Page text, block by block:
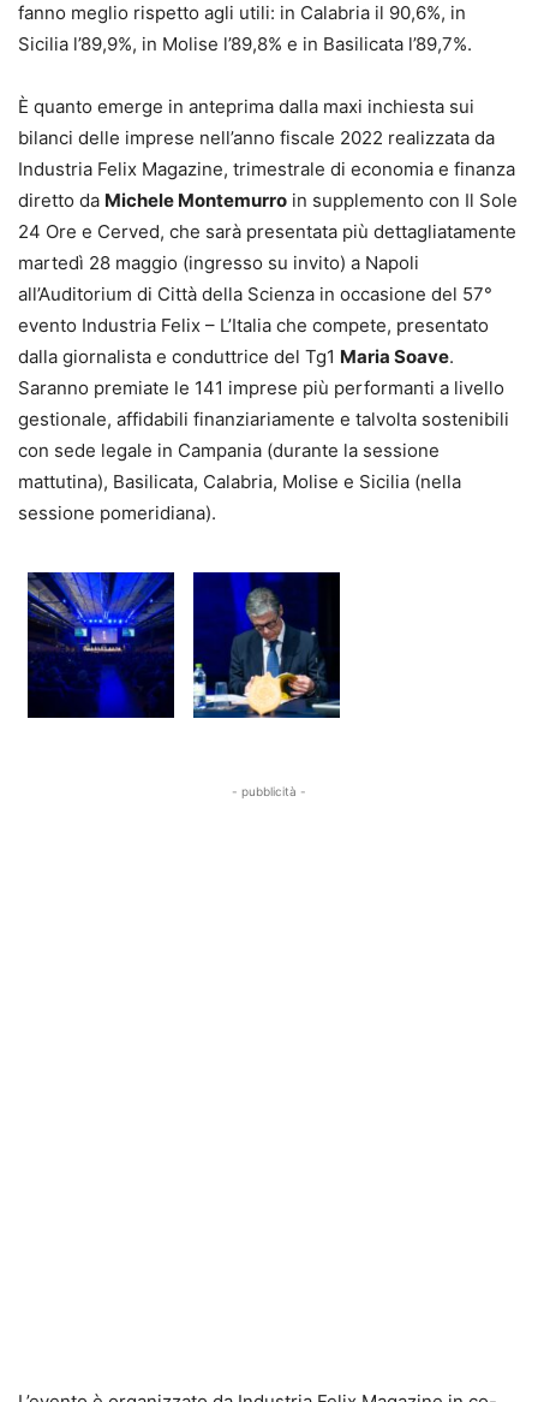
fanno meglio rispetto agli utili: in Calabria il 90,6%, in
Sicilia l’89,9%, in Molise l’89,8% e in Basilicata l’89,7%.
È quanto emerge in anteprima dalla maxi inchiesta sui
bilanci delle imprese nell’anno fiscale 2022 realizzata da
Industria Felix Magazine, trimestrale di economia e finanza
diretto da Michele Montemurro in supplemento con Il Sole
24 Ore e Cerved, che sarà presentata più dettagliatamente
martedì 28 maggio (ingresso su invito) a Napoli
all’Auditorium di Città della Scienza in occasione del 57°
evento Industria Felix – L’Italia che compete, presentato
dalla giornalista e conduttrice del Tg1 Maria Soave.
Saranno premiate le 141 imprese più performanti a livello
gestionale, affidabili finanziariamente e talvolta sostenibili
con sede legale in Campania (durante la sessione
mattutina), Basilicata, Calabria, Molise e Sicilia (nella
sessione pomeridiana).
- pubblicità -